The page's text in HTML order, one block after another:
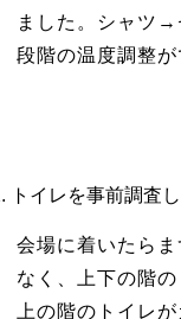
ました。シャツ
段階の温度調整が
トイレを事前調査
会場に着いたら
なく、上下の階
上の階のトイレ